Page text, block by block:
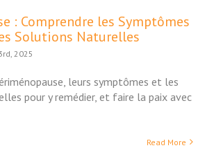
: Comprendre les Symptômes
Solutions Naturelles
2025
leurs symptômes et les
pour y remédier, et faire la paix avec
Read More